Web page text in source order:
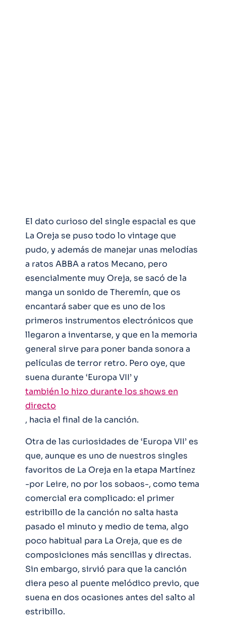
El dato curioso del single espacial es que
La Oreja se puso todo lo vintage que
pudo, y además de manejar unas melodías
a ratos ABBA a ratos Mecano, pero
esencialmente muy Oreja, se sacó de la
manga un sonido de Theremín, que os
encantará saber que es uno de los
primeros instrumentos electrónicos que
llegaron a inventarse, y que en la memoria
general sirve para poner banda sonora a
películas de terror retro. Pero oye, que
suena durante ‘Europa VII’ y
también lo hizo durante los shows en
directo
, hacia el final de la canción.
Otra de las curiosidades de ‘Europa VII’ es
que, aunque es uno de nuestros singles
favoritos de La Oreja en la etapa Martínez
-por Leire, no por los sobaos-, como tema
comercial era complicado: el primer
estribillo de la canción no salta hasta
pasado el minuto y medio de tema, algo
poco habitual para La Oreja, que es de
composiciones más sencillas y directas.
Sin embargo, sirvió para que la canción
diera peso al puente melódico previo, que
suena en dos ocasiones antes del salto al
estribillo.